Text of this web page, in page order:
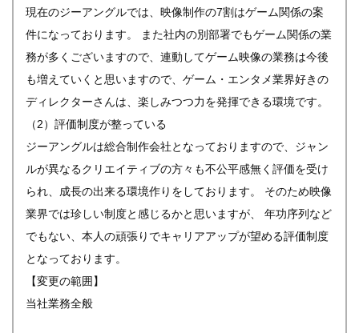
現在のジーアングルでは、映像制作の7割はゲーム関係の案
件になっております。 また社内の別部署でもゲーム関係の業
務が多くございますので、連動してゲーム映像の業務は今後
も増えていくと思いますので、ゲーム・エンタメ業界好きの
ディレクターさんは、楽しみつつ力を発揮できる環境です。
（2）評価制度が整っている
ジーアングルは総合制作会社となっておりますので、ジャン
ルが異なるクリエイティブの方々も不公平感無く評価を受け
られ、成長の出来る環境作りをしております。 そのため映像
業界では珍しい制度と感じるかと思いますが、 年功序列など
でもない、本人の頑張りでキャリアアップが望める評価制度
となっております。
【変更の範囲】
当社業務全般